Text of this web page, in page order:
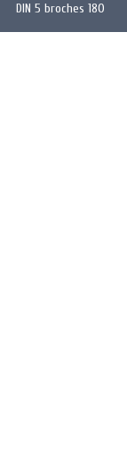
DIN 5 broches 180